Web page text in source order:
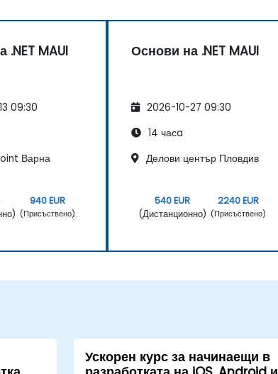
MAUI
09:30
Варна
940 EUR
(Присъствено)
Основи на .NET MAUI
2026-10-27 09:30
14 часa
Делови център Пловдив
540 EUR
(Дистанционно)
2240 EUR
(Присъствено)
Ускорен курс за начинаещи в